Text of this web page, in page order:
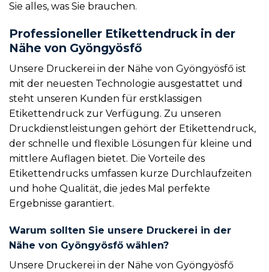
Sie alles, was Sie brauchen.
Professioneller Etikettendruck in der
Nähe von Gyöngyösfő
Unsere Druckerei in der Nähe von Gyöngyösfő ist
mit der neuesten Technologie ausgestattet und
steht unseren Kunden für erstklassigen
Etikettendruck zur Verfügung. Zu unseren
Druckdienstleistungen gehört der Etikettendruck,
der schnelle und flexible Lösungen für kleine und
mittlere Auflagen bietet. Die Vorteile des
Etikettendrucks umfassen kurze Durchlaufzeiten
und hohe Qualität, die jedes Mal perfekte
Ergebnisse garantiert.
Warum sollten Sie unsere Druckerei in der
Nähe von Gyöngyösfő wählen?
Unsere Druckerei in der Nähe von Gyöngyösfő